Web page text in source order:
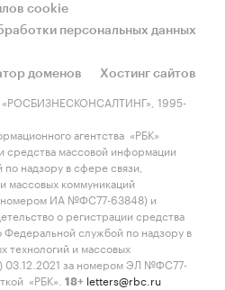
cookie
персональных данных
доменов
Хостинг сайтов
1995-
агентства «РБК»
средства массовой информации
надзору в сфере связи,
массовых коммуникаций
номером ИА №ФС77-63848) и
о регистрации средства
службой по надзору в
технологий и массовых
03.12.2021 за номером ЭЛ №ФС77-
«РБК».
18+ letters@rbc.ru